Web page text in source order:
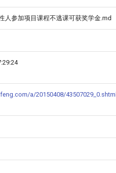
人参加项目课程不逃课可获奖学金.md
a/20150408/